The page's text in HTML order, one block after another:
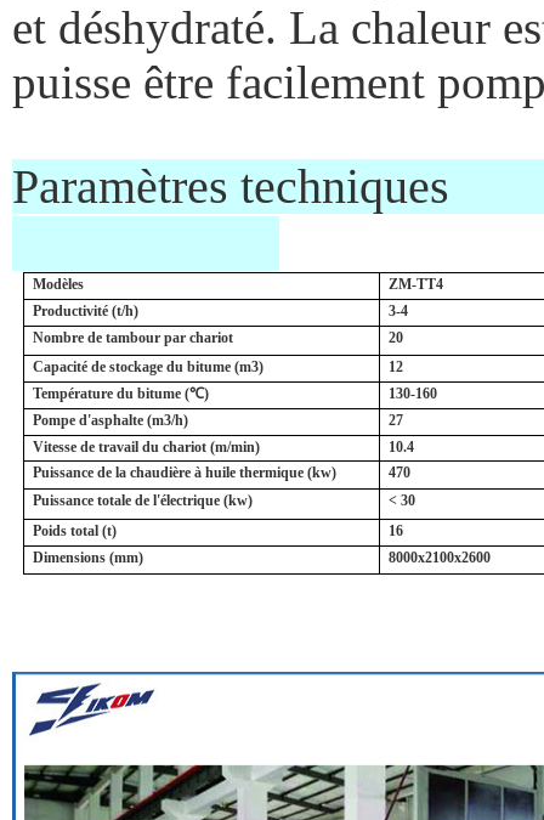
et déshydraté. La chaleur
puisse être facilement
Modèles
ZM-TT4
Productivité (t/h)
3-4
Nombre de tambour par chariot
20
Capacité de stockage du bitume (m3)
12
Température du bitume (℃)
130-160
Pompe d'asphalte (m3/h)
27
Vitesse de travail du chariot (m/min)
10.4
Puissance de la chaudière à huile thermique (kw)
470
Puissance totale de l'électrique (kw)
< 30
Poids total (t)
16
Dimensions (mm)
8000x2100x2600